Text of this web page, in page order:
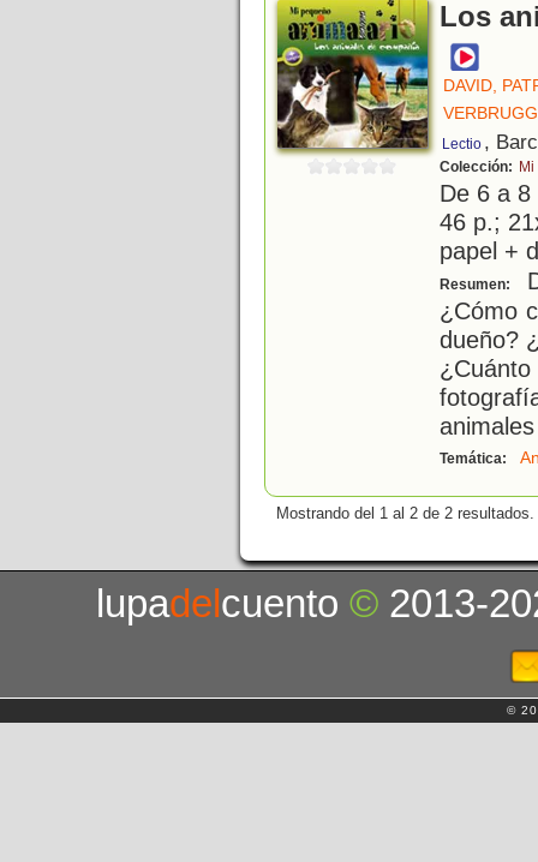
Los
DAVID,
Lectio ,
Colección:
De 6 a
46 p.;
papel +
Resumen:
¿Cómo
dueño?
Temática:
Mostrando del 1 al 2 de 2 resultados.
lupadelcuento© 2013-
©